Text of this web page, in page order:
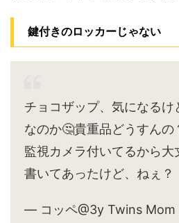
鍵付きのロッカーじゃない
チョコザップ、気になる
なのか🤔貴重品どうすんの
監視カメラ付いてるから大
書いてあったけど、ねぇ？
— コッペ@3y Twins Mom